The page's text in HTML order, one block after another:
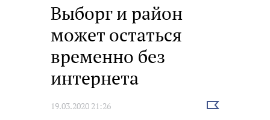
Выборг и район
может остаться
временно без
интернета
19.03.2020 21:26
Выбрать